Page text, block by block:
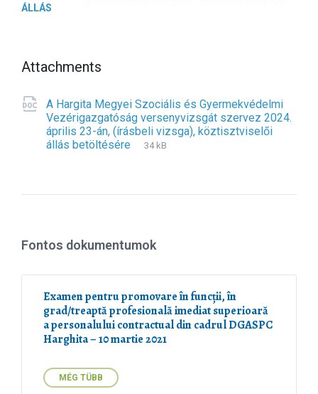
ÁLLÁS
Attachments
A Hargita Megyei Szociális és Gyermekvédelmi
Vezérigazgatóság versenyvizsgát szervez 2024.
április 23-án, (írásbeli vizsga), köztisztviselői
állás betöltésére
F
e
e
n
o
n
:
d
F
s
e
:
34 kB
Fontos dokumentumok
Examen pentru promovare în funcții, în
grad/treaptă profesională imediat superioară
a personalului contractual din cadrul DGASPC
Harghita – 10 martie 2021
MÉG TÜBB